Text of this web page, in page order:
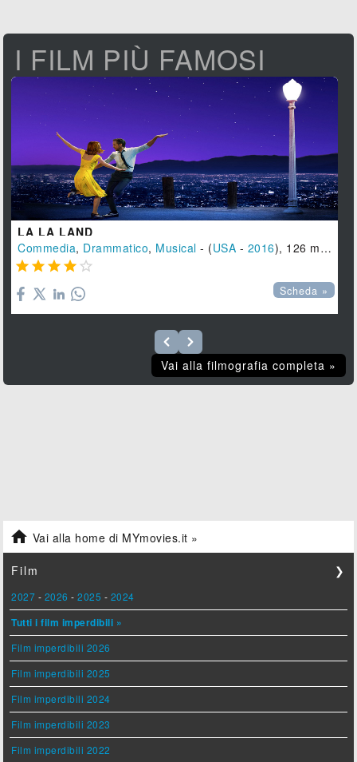
I FILM PIÙ FAMOSI
LA LA LAND
Commedia, Drammatico, Musical - (USA - 2016), 126 min.
    
Scheda »
Vai alla filmografia completa »
 Vai alla home di MYmovies.it »
Film ❯
2027 - 2026 -2025 - 2024
Tutti i film imperdibili »
Film imperdibili 2026
Film imperdibili 2025
Film imperdibili 2024
Film imperdibili 2023
Film imperdibili 2022